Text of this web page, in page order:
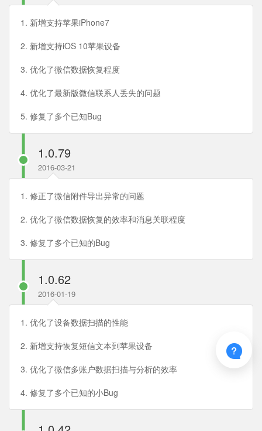
1. 新增支持苹果iPhone7
2. 新增支持iOS 10苹果设备
3. 优化了微信数据恢复程度
4. 优化了最新版微信联系人丢失的问题
5. 修复了多个已知Bug
1.0.79
2016-03-21
1. 修正了微信附件导出异常的问题
2. 优化了微信数据恢复的效率和消息关联程度
3. 修复了多个已知的Bug
1.0.62
2016-01-19
1. 优化了设备数据扫描的性能
2. 新增支持恢复短信文本到苹果设备
3. 优化了微信多账户数据扫描与分析的效率
4. 修复了多个已知的小Bug
